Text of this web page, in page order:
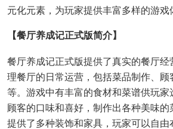
元化元素，为玩家提供丰富多样的游戏
【餐厅养成记正式版简介】
餐厅养成记正式版提供了真实的餐厅经
理餐厅的日常运营，包括菜品制作、顾
等。游戏中有丰富的食材和菜谱供玩家
顾客的口味和喜好，制作出各种美味
提供了多种装饰和家具，玩家可以自由